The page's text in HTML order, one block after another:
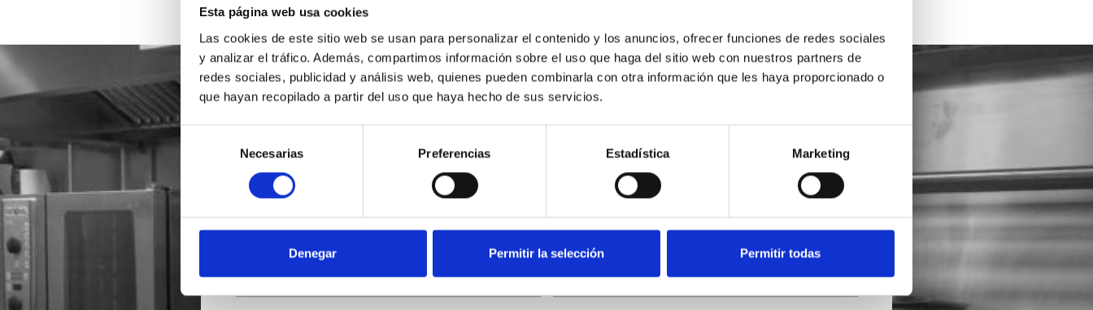
Esta página web usa cookies
Las cookies de este sitio web se usan para personalizar el contenido y los anuncios, ofrecer funciones de redes sociales
y analizar el tráfico. Además, compartimos información sobre el uso que haga del sitio web con nuestros partners de
redes sociales, publicidad y análisis web, quienes pueden combinarla con otra información que les haya proporcionado o
que hayan recopilado a partir del uso que haya hecho de sus servicios.
consentimiento
Necesarias Preferencias Estadística Marketing
Denegar Permitir la selección Permitir todas
SOLICITA INFORMACIÓN